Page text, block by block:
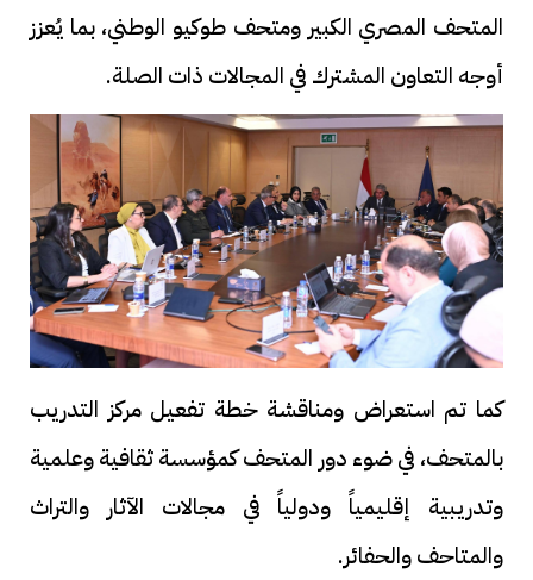
المتحف المصري الكبير ومتحف طوكيو الوطني، بما يُعزز
أوجه التعاون المشترك في المجالات ذات الصلة.
كما تم استعراض ومناقشة خطة تفعيل مركز التدريب
بالمتحف، في ضوء دور المتحف كمؤسسة ثقافية وعلمية
وتدريبية إقليمياً ودولياً في مجالات الآثار والتراث
والمتاحف والحفائر.